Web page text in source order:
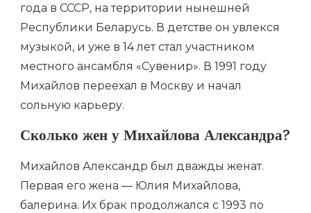
года в СССР, на территории нынешней
Республики Беларусь. В детстве он увлекся
музыкой, и уже в 14 лет стал участником
местного ансамбля «Сувенир». В 1991 году
Михайлов переехал в Москву и начал
сольную карьеру.
Сколько жен у Михайлова Александра?
Михайлов Александр был дважды женат.
Первая его жена — Юлия Михайлова,
балерина. Их брак продолжался с 1993 по